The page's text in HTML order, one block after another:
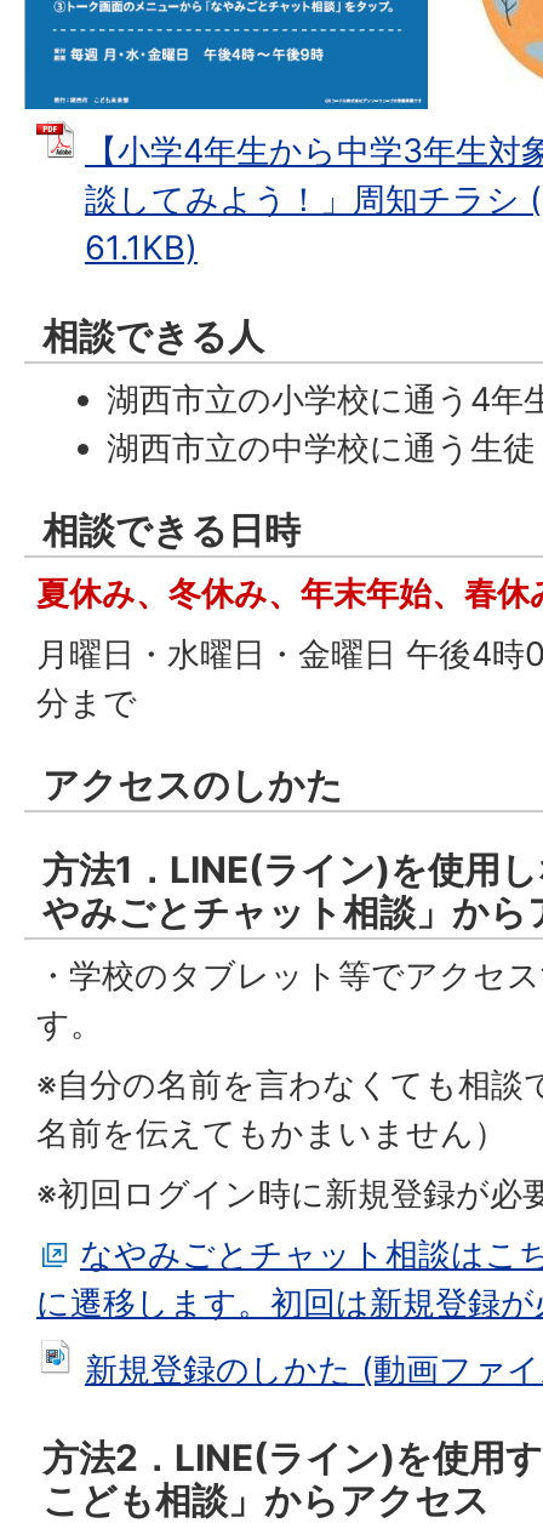
【小学4年生から中学3年生
談してみよう！」周知チラシ
61.1KB)
相談できる人
湖西市立の小学校に通う4年
湖西市立の中学校に通う生徒
相談できる日時
夏休み、冬休み、年末年始、春
月曜日・水曜日・金曜日 午後4
分まで
アクセスのしかた
方法1．LINE(ライン)を使用
やみごとチャット相談」から
・学校のタブレット等でアクセ
す。
※自分の名前を言わなくても相談
名前を伝えてもかまいません）
※初回ログイン時に新規登録が必
なやみごとチャット相談はこ
に遷移します。初回は新規登録
新規登録のしかた (動画ファ
方法2．LINE(ライン)を使用
こども相談」からアクセス